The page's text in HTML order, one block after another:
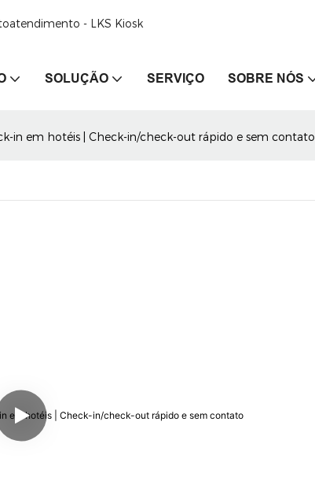
- LKS Kiosk
SOLUÇÃO SERVIÇO SOBRE NÓS
in em hotéis | Check-in/check-out rápido e sem contato